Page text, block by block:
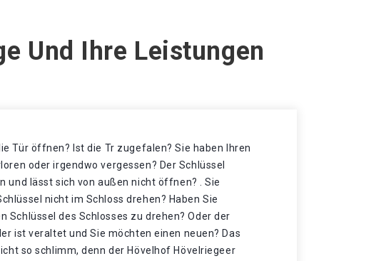
Und Ihre Leistungen
Tür öffnen? Ist die Tr zugefalen? Sie haben Ihren
oder irgendwo vergessen? Der Schlüssel
und lässt sich von außen nicht öffnen? . Sie
nicht im Schloss drehen? Haben Sie
Schlüssel des Schlosses zu drehen? Oder der
ist veraltet und Sie möchten einen neuen? Das
so schlimm, denn der Hövelhof Hövelriegeer